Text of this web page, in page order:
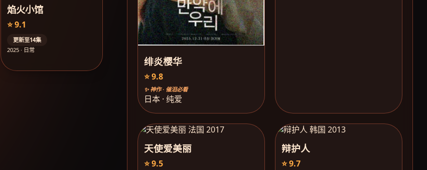
焰火小馆
⭐ 9.1
更新至14集
2025 · 日常
绯炎樱华
⭐ 9.8
✨ 神作 · 催泪必看
日本 · 纯爱
天使爱美丽
⭐ 9.5
辩护人
⭐ 9.7